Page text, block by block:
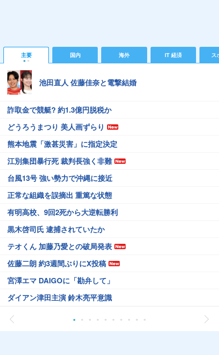
主要 国内 海外 IT 経済 ス
池田直人 佐藤佳奈と電撃結婚
詐取金で競艇? 約1.3億円脱税か
どうろうまつり 美人画ずらり
熊本地震「激甚災害」に指定決定
江別集団暴行死 裁判長強く非難
台風13号 強い勢力で沖縄に接近
正常な組織を誤摘出 重篤な状態
有明高校、9回2死から大逆転勝利
黒木啓司氏 逮捕されていたか
テオくん 加藤乃愛との破局発表
佐藤二朗 約3週間ぶりにX投稿
宮澤エマ DAIGOに「勘弁して」
ダイアン津田主演 鈴木亮平意識